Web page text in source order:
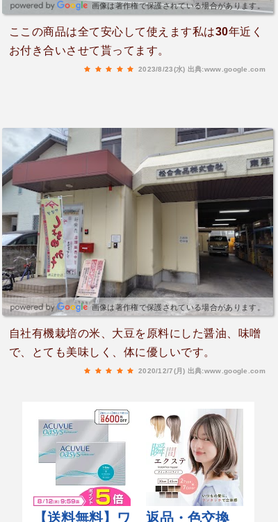
画像は著作権で保護されている場合があります。
ここの商品は全て安心して使えます私は30年近く
お付き合いさせて貰ってます。
2023/8/23(水) 出典:www.google.com
画像は著作権で保護されている場合があります。
自社有機栽培の米、大豆を原料にした醤油、味噌
で、とても美味しく、体に優しいです。
2020/12/7(月) 出典:www.google.com